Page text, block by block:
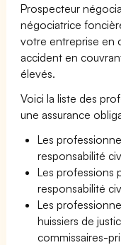
Prospecteur
négociatrice
votre entreprise en
accident en
élevés.
Voici la liste des
une assurance
Les
responsabilité
Les professions
responsabilité
Les
huissiers de
commissaires-